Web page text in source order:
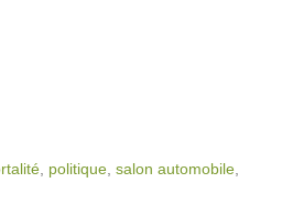
politique salon automobile